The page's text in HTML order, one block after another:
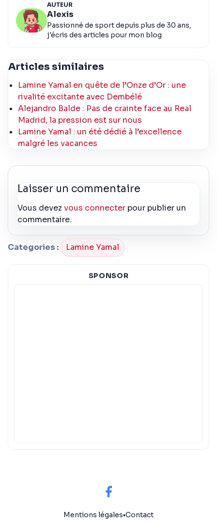
AUTEUR
Alexis
Passionné de sport depuis plus de 30 ans,
j'écris des articles pour mon blog
Articles similaires
Lamine Yamal en quête de l’Onze d’Or : une
rivalité excitante avec Dembélé
Alejandro Balde : Pas de crainte face au Real
Madrid, la pression est sur nous
Lamine Yamal : un été dédié à l’excellence
malgré les vacances
Laisser un commentaire
Vous devezvous connecter pour publier un
commentaire.
Categories : Lamine Yamal
SPONSOR
Mentions légales•Contact